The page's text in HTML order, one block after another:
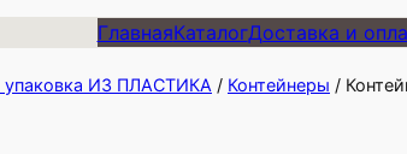
ГлавнаяКаталогДоставка и
упаковка ИЗ ПЛАСТИКА / Контейнеры /